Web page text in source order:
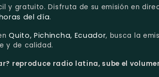
y gratuito. Disfruta de su emisión en
del día.
Quito, Pichincha, Ecuador, busca la
y de calidad.
reproduce radio latina, sube el